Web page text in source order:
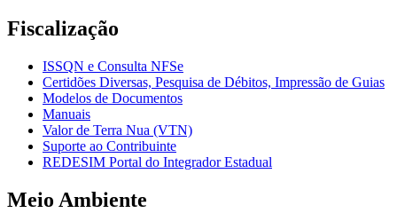
Fiscalização
ISSQN e Consulta NFSe
Certidões Diversas, Pesquisa de Débitos, Impressão de Guias
Modelos de Documentos
Manuais
Valor de Terra Nua (VTN)
Suporte ao Contribuinte
REDESIM Portal do Integrador Estadual
Meio Ambiente